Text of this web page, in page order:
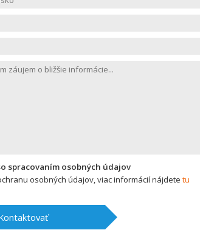
spracovaním osobných údajov
osobných údajov, viac informácií nájdete tu